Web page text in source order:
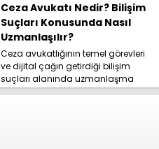
Ceza Avukatı Nedir? Bilişim
Suçları Konusunda Nasıl
Uzmanlaşılır?
Ceza avukatlığının temel görevleri
ve dijital çağın getirdiği bilişim
suçları alanında uzmanlaşma
yolları hakkında kapsamlı